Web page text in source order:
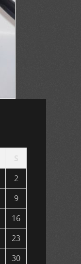
2
9
16
23
30